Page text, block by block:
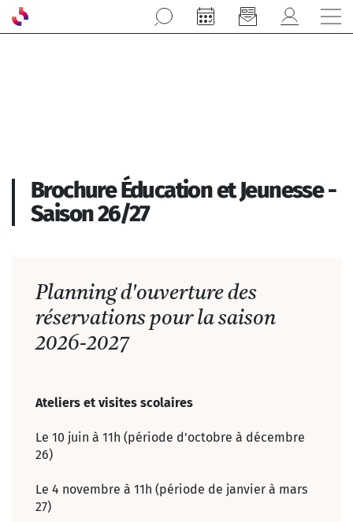
Aller au contenu principal
Brochure Éducation et Jeunesse -
Saison 26/27
Planning d'ouverture des
réservations pour la saison
2026-2027
Ateliers et visites scolaires
Le 10 juin à 11h (période d'octobre à décembre
26)
Le 4 novembre à 11h (période de janvier à mars
27)